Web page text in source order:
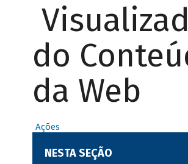
do
da Web
Ações
NESTA SEÇÃO